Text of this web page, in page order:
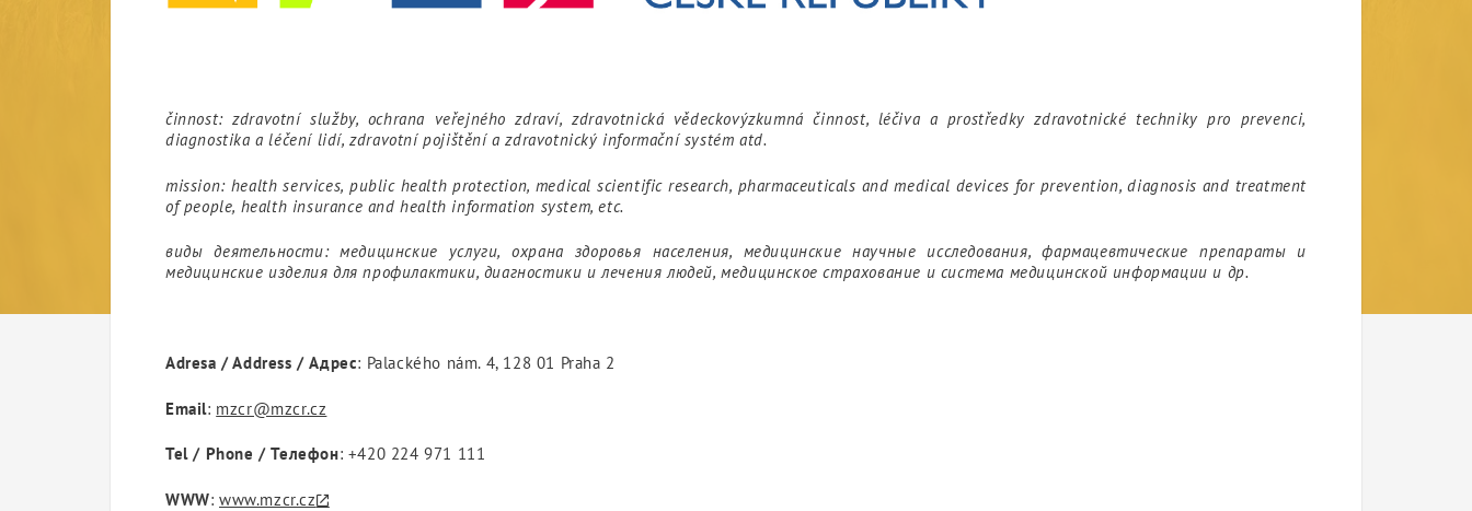
činnost: zdravotní služby, ochrana veřejného zdraví, zdravotnická vědeckovýzkumná činnost, léčiva a prostředky zdravotnické techniky pro prevenci,
diagnostika a léčení lidí, zdravotní pojištění a zdravotnický informační systém atd.
mission: health services, public health protection, medical scientific research, pharmaceuticals and medical devices for prevention, diagnosis and treatment
of people, health insurance and health information system, etc.
виды деятельности: медицинские услуги, охрана здоровья населения, медицинские научные исследования, фармацевтические препараты и
медицинские изделия для профилактики, диагностики и лечения людей, медицинское страхование и система медицинской информации и др.
Adresa / Address / Адрес: Palackého nám. 4, 128 01 Praha 2
Email: mzcr@mzcr.cz
Tel / Phone / Телефон: +420 224 971 111
WWW:www.mzcr.cz